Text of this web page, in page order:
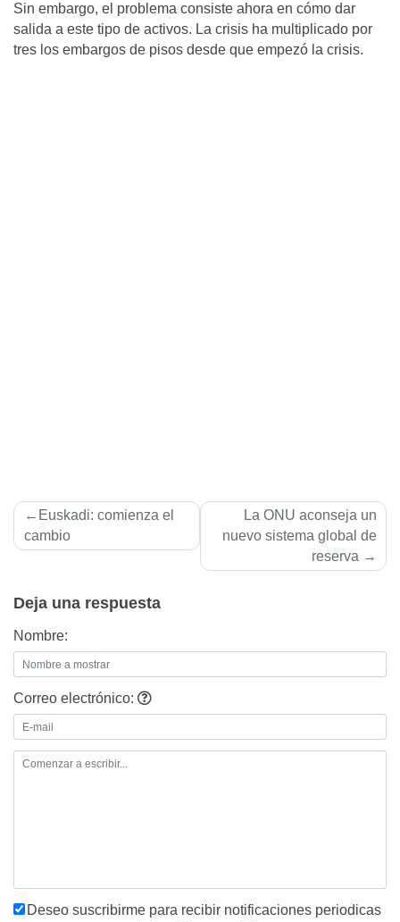
Sin embargo, el problema consiste ahora en cómo dar
salida a este tipo de activos. La crisis ha multiplicado por
tres los embargos de pisos desde que empezó la crisis.
Navegación
de
Euskadi: comienza el
cambio
La ONU aconseja un
nuevo sistema global de
reserva
Deja una respuesta
Nombre:
Correo electrónico:
Deseo suscribirme para recibir notificaciones periodicas